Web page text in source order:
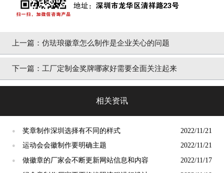
上一篇： 仿珐琅徽章怎么制作是企业关心的问题
下一篇： 工厂定制金奖牌哪家好需要全面关注起来
相关资讯
● 奖章制作深圳选择有不同的样式 2022/11/21
● 运动会会徽制作要明确主题 2022/11/21
● 做徽章的厂家会不断更新网站信息和内容 2022/11/17